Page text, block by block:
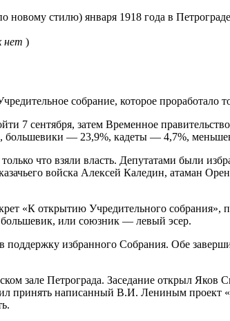
новому стилю) января 1918 года в
нет )
собрание, которое
сентября, затем Временное
— 23,9%, кадеты — 4,7%,
что взяли власть. Депутатами были
войска Алексей Каледин, атаман
«К открытию Учредительного собрания»,
или союзник — левый эсер.
поддержку избранного Собрания. Обе
зале Петрограда. Заседание открыл
принять написанный В.И. Лениным проект